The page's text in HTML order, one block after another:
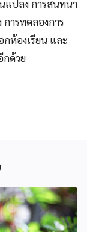
แปลง การสนทนา
ารทดลองการ
ห้องเรียน และ
กด้วย